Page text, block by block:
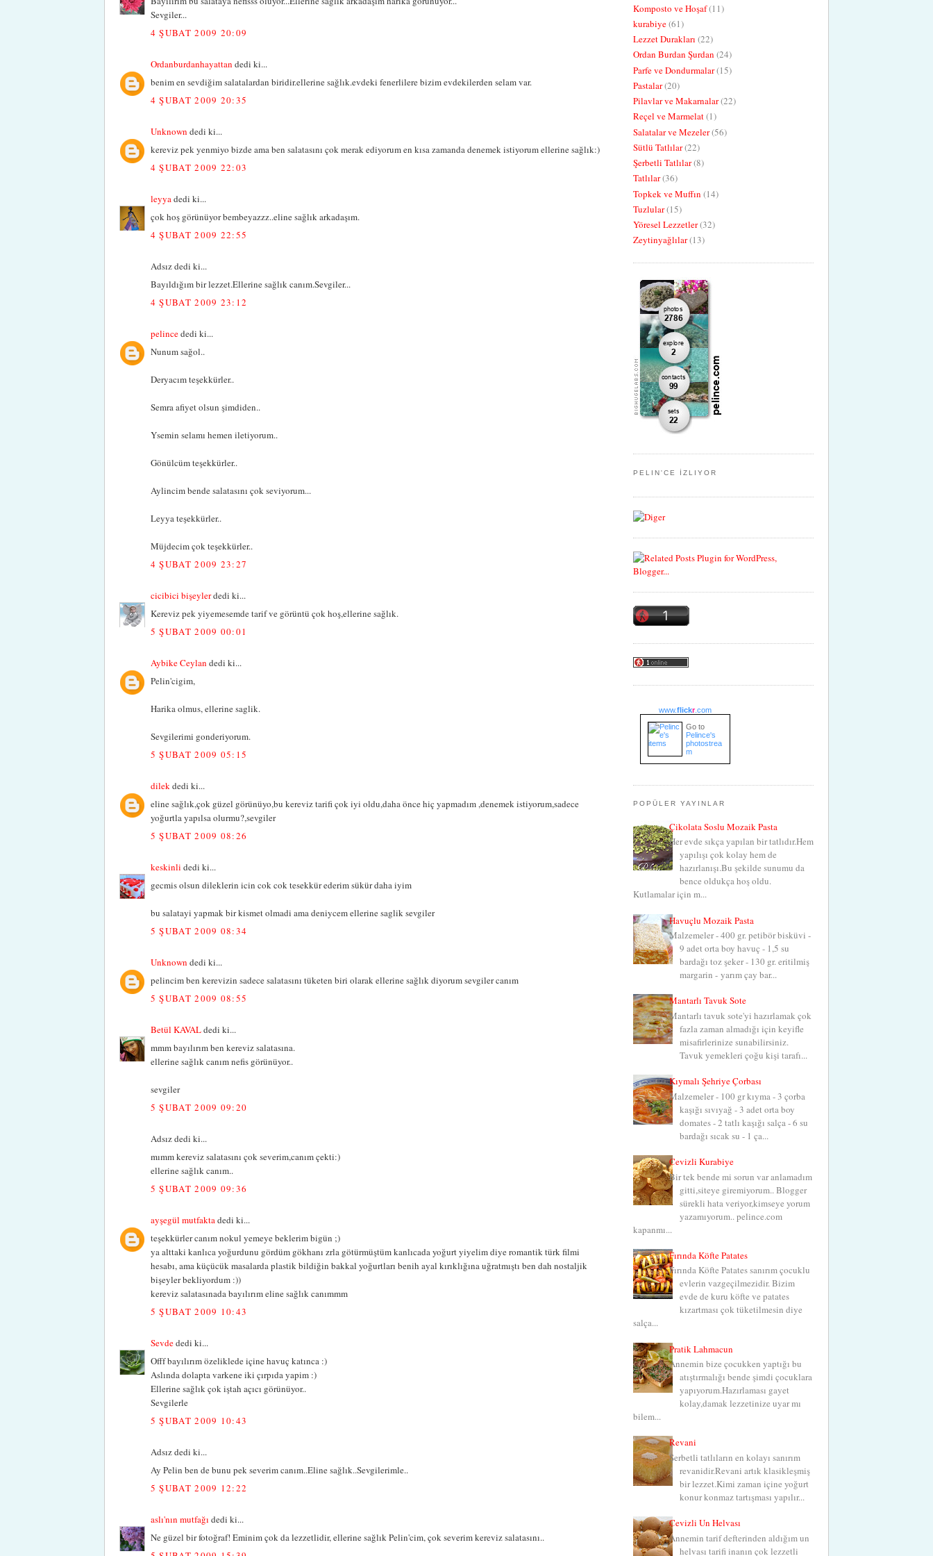
Sevgiler...
4 ŞUBAT 2009 20:09
Ordanburdanhayattan dedi ki...
benim en sevdiğim salatalardan biridir.ellerine sağlık.evdeki fenerlilere bizim evdekilerden selam var.
4 ŞUBAT 2009 20:35
Unknown dedi ki...
kereviz pek yenmiyo bizde ama ben salatasını çok merak ediyorum en kısa zamanda denemek istiyorum ellerine sağlık:)
4 ŞUBAT 2009 22:03
leyya dedi ki...
çok hoş görünüyor bembeyazzz..eline sağlık arkadaşım.
4 ŞUBAT 2009 22:55
Adsız dedi ki...
Bayıldığım bir lezzet.Ellerine sağlık canım.Sevgiler...
4 ŞUBAT 2009 23:12
pelincededi ki...
Nunum sağol..
Deryacım teşekkürler..
Semra afiyet olsun şimdiden..
Ysemin selamı hemen iletiyorum..
Gönülcüm teşekkürler..
Aylincim bende salatasını çok seviyorum...
Leyya teşekkürler..
Müjdecim çok teşekkürler..
4 ŞUBAT 2009 23:27
cicibici bişeylerdedi ki...
Kereviz pek yiyemesemde tarif ve görüntü çok hoş,ellerine sağlık.
5 ŞUBAT 2009 00:01
Aybike Ceylan dedi ki...
Pelin'cigim,
Harika olmus, ellerine saglik.
Sevgilerimi gonderiyorum.
5 ŞUBAT 2009 05:15
dilek dedi ki...
eline sağlık,çok güzel görünüyo,bu kereviz tarifi çok iyi oldu,daha önce hiç yapmadım ,denemek istiyorum,sadece
yoğurtla yapılsa olurmu?,sevgiler
5 ŞUBAT 2009 08:26
keskinli dedi ki...
gecmis olsun dileklerin icin cok cok tesekkür ederim sükür daha iyim
bu salatayi yapmak bir kismet olmadi ama deniycem ellerine saglik sevgiler
5 ŞUBAT 2009 08:34
Unknown dedi ki...
pelincim ben kerevizin sadece salatasını tüketen biri olarak ellerine sağlık diyorum sevgiler canım
5 ŞUBAT 2009 08:55
Betül KAVALdedi ki...
mmm bayılırım ben kereviz salatasına.
ellerine sağlık canım nefis görünüyor..
sevgiler
5 ŞUBAT 2009 09:20
Adsız dedi ki...
mımm kereviz salatasını çok severim,canım çekti:)
ellerine sağlık canım..
5 ŞUBAT 2009 09:36
ayşegül mutfakta dedi ki...
teşekkürler canım nokul yemeye beklerim bigün ;)
ya alttaki kanlıca yoğurdunu gördüm gökhanı zrla götürmüştüm kanlıcada yoğurt yiyelim diye romantik türk filmi
hesabı, ama küçücük masalarda plastik bildiğin bakkal yoğurtları benih ayal kırıklığına uğratmıştı ben dah nostaljik
bişeyler bekliyordum :))
kereviz salatasınada bayılırım eline sağlık canımmm
5 ŞUBAT 2009 10:43
Sevdededi ki...
Offf bayılırım özeliklede içine havuç katınca :)
Aslında dolapta varkene iki çırpıda yapim :)
Ellerine sağlık çok iştah açıcı görünüyor..
Sevgilerle
5 ŞUBAT 2009 10:43
Adsız dedi ki...
Ay Pelin ben de bunu pek severim canım..Eline sağlık..Sevgilerimle..
5 ŞUBAT 2009 12:22
aslı'nın mutfağı dedi ki...
Ne güzel bir fotoğraf! Eminim çok da lezzetlidir, ellerine sağlık Pelin'cim, çok severim kereviz salatasını..
Komposto ve Hoşaf(11)
kurabiye(61)
Lezzet Durakları (22)
Ordan Burdan Şurdan (24)
Parfe ve Dondurmalar(15)
Pastalar(20)
Pilavlar ve Makarnalar(22)
Reçel ve Marmelat(1)
Salatalar ve Mezeler(56)
Sütlü Tatlılar(22)
Şerbetli Tatlılar(8)
Tatlılar(36)
Topkek ve Muffın (14)
Tuzlular(15)
Yöresel Lezzetler(32)
Zeytinyağlılar(13)
PELIN'CE İZLIYOR
www.flickr.com
Go to
Pelince's
photostrea
m
POPÜLER YAYINLAR
Çikolata Soslu Mozaik Pasta
Her evde sıkça yapılan bir tatlıdır.Hem
yapılışı çok kolay hem de
hazırlanışı.Bu şekilde sunumu da
bence oldukça hoş oldu.
Kutlamalar için m...
Havuçlu Mozaik Pasta
Malzemeler - 400 gr. petibör bisküvi -
9 adet orta boy havuç - 1,5 su
bardağı toz şeker - 130 gr. eritilmiş
margarin - yarım çay bar...
Mantarlı Tavuk Sote
Mantarlı tavuk sote'yi hazırlamak çok
fazla zaman almadığı için keyifle
misafirlerinize sunabilirsiniz.
Tavuk yemekleri çoğu kişi tarafı...
Kıymalı Şehriye Çorbası
Malzemeler - 100 gr kıyma - 3 çorba
kaşığı sıvıyağ - 3 adet orta boy
domates - 2 tatlı kaşığı salça - 6 su
bardağı sıcak su - 1 ça...
Cevizli Kurabiye
Bir tek bende mi sorun var anlamadım
gitti,siteye giremiyorum.. Blogger
sürekli hata veriyor,kimseye yorum
yazamıyorum.. pelince.com
kapanmı...
Fırında Köfte Patates
Fırında Köfte Patates sanırım çocuklu
evlerin vazgeçilmezidir. Bizim
evde de kuru köfte ve patates
kızartması çok tüketilmesin diye
salça...
Pratik Lahmacun
Annemin bize çocukken yaptığı bu
atıştırmalığı bende şimdi çocuklara
yapıyorum.Hazırlaması gayet
kolay,damak lezzetinize uyar mı
bilem...
Revani
Şerbetli tatlıların en kolayı sanırım
revanidir.Revani artık klasikleşmiş
bir lezzet.Kimi zaman içine yoğurt
konur konmaz tartışması yapılır...
Cevizli Un Helvası
Annemin tarif defterinden aldığım un
helvası tarifi inanın çok lezzetli